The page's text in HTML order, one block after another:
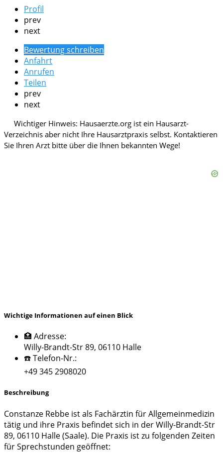
Profil
prev
next
Bewertung schreiben
Anfahrt
Anrufen
Teilen
prev
next
Wichtige Informationen auf einen Blick
🏥 Adresse:
Willy-Brandt-Str 89, 06110 Halle
☎️ Telefon-Nr.:
+49 345 2908020
Beschreibung
Constanze Rebbe ist als Fachärztin für Allgemeinmedizin
tätig und ihre Praxis befindet sich in der Willy-Brandt-Str
89, 06110 Halle (Saale). Die Praxis ist zu folgenden Zeiten
für Sprechstunden geöffnet: